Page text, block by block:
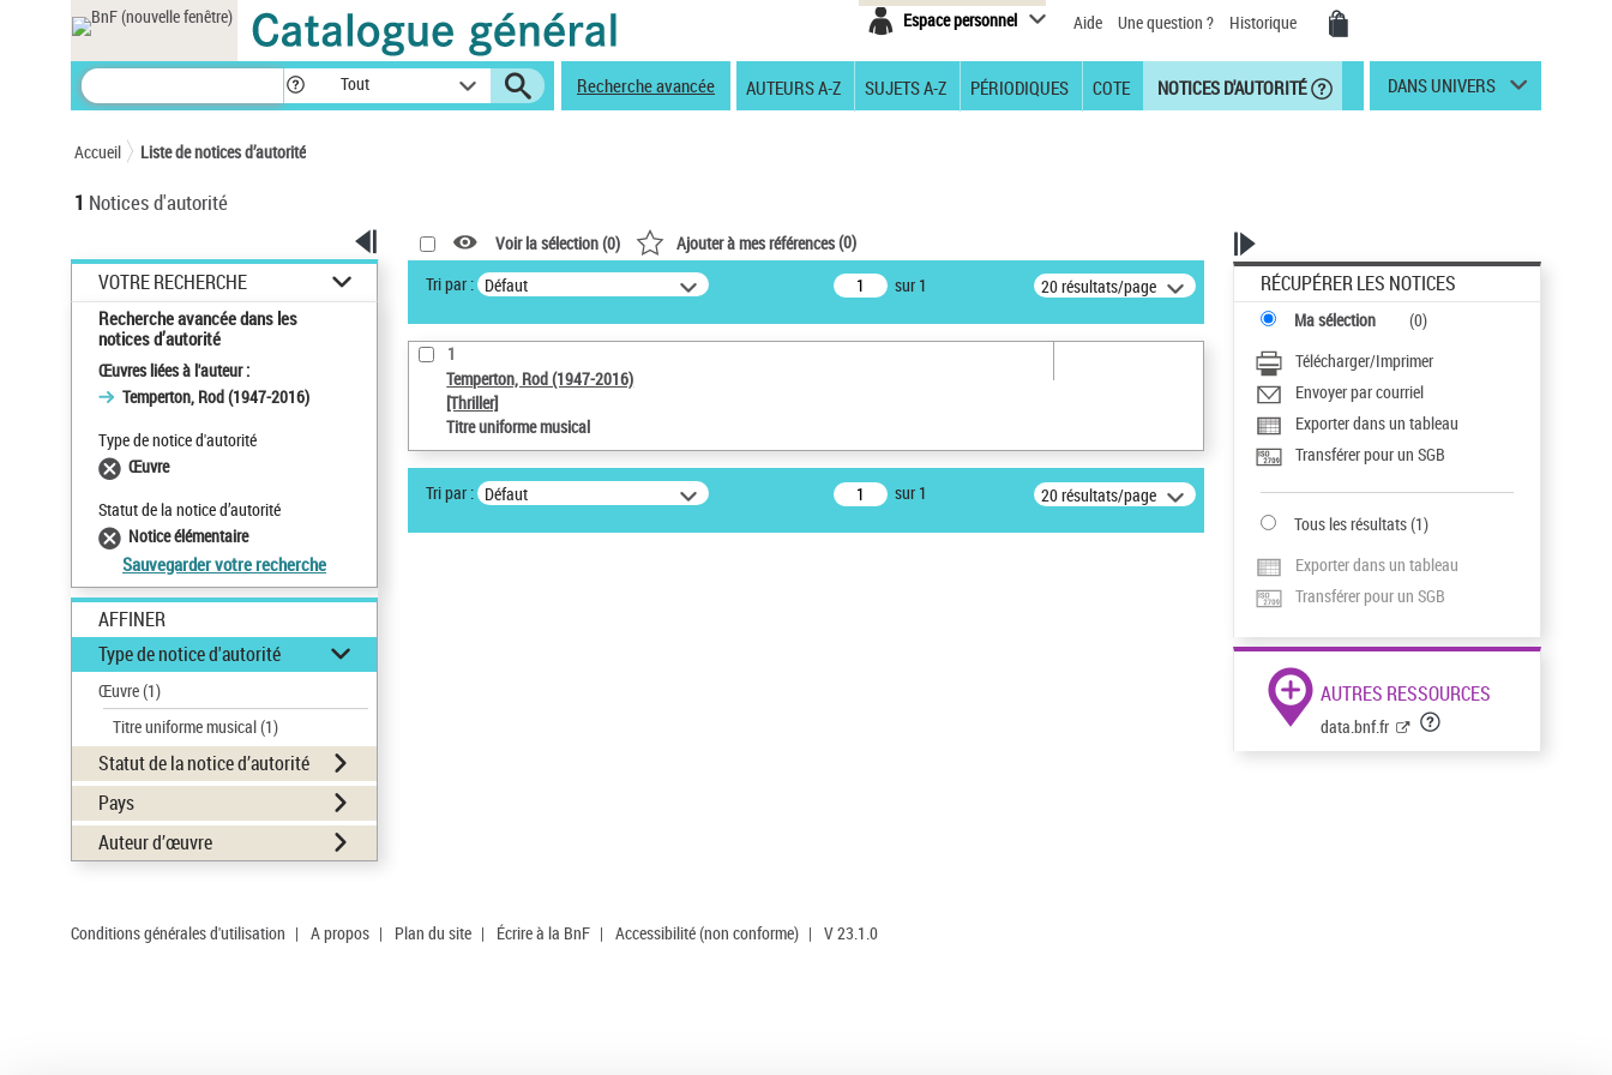
Espace personnel Aide Une question ? Historique
Tout Recherche avancée AUTEURS A-Z SUJETS A-Z PÉRIODIQUES COTE NOTICES D'AUTORITÉ DANS UNIVERS
Accueil Liste de notices d’autorité
1 Notices d'autorité
VOTRE RECHERCHE
Recherche avancée dans les
notices d’autorité
Œuvres liées à l'auteur :
Temperton, Rod (1947-2016)
Type de notice d'autorité
Œuvre
Statut de la notice d’autorité
Notice élémentaire
Sauvegarder votre recherche
AFFINER
Type de notice d'autorité
Œuvre(1)
Titre uniforme musical(1)
Statut de la notice d’autorité
Pays
Auteur d’œuvre
Voir la sélection (0) Ajouter à mes références(0)
Tri par : Défaut sur 1 20 résultats/page
1
Temperton, Rod (1947-2016)
[Thriller]
Titre uniforme musical
Tri par : Défaut sur 1 20 résultats/page
RÉCUPÉRER LES NOTICES
Ma sélection (0)
Télécharger/Imprimer
Envoyer par courriel
Exporter dans un tableau
Transférer pour un SGB
Tous les résultats(1)
Exporter dans un tableau
Transférer pour un SGB
AUTRES RESSOURCES
data.bnf.fr
Conditions générales d'utilisation | A propos | Plan du site | Écrire à la BnF | Accessibilité (non conforme) | V 23.1.0
Panneau de gestion des cookies